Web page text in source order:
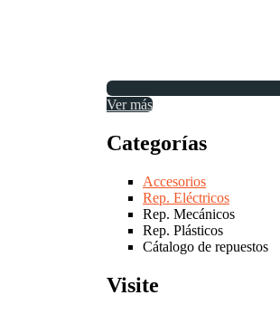
Ver más
Categorías
Accesorios
Rep. Eléctricos
Rep. Mecánicos
Rep. Plásticos
Cátalogo de repuestos
Visite